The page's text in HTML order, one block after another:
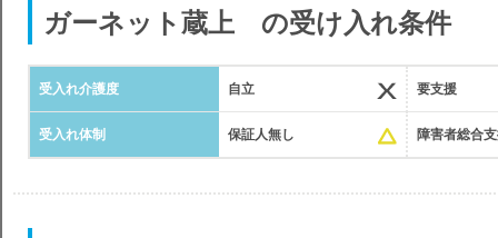
ガーネット蔵上 の受け入れ条件
受入れ介護度 自立 要支援
受入れ体制 保証人無し 障害者総合